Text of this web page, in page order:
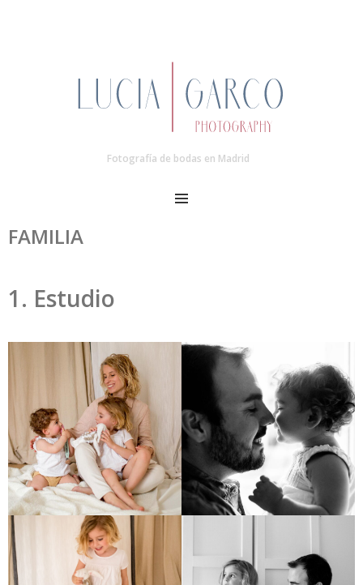
Fotografía de bodas en Madrid
MENU
FAMILIA
1. Estudio